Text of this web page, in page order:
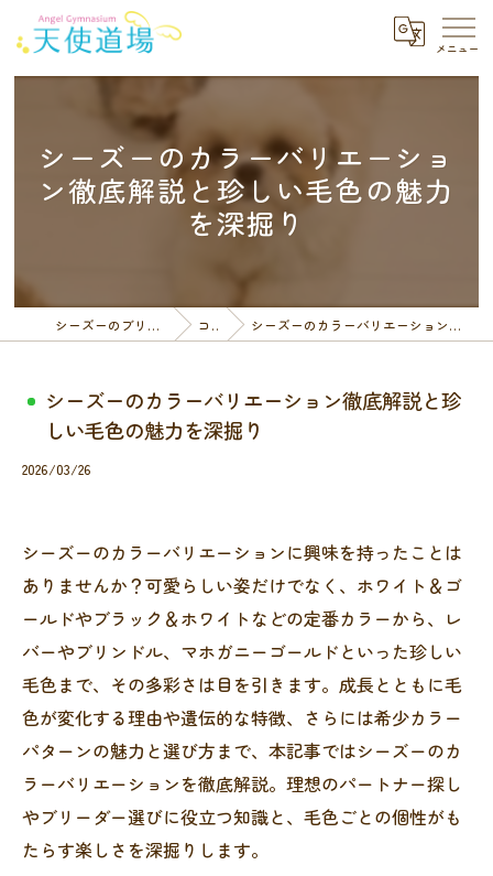
シーズーのカラーバリエーショ
ン徹底解説と珍しい毛色の魅力
を深掘り
シーズーのブリーダーなら天使道場 コラム シーズーのカラーバリエーション徹底解説と珍しい毛色の魅力を深掘り
シーズーのカラーバリエーション徹底解説と珍
しい毛色の魅力を深掘り
2026/03/26
シーズーのカラーバリエーションに興味を持ったことは
ありませんか？可愛らしい姿だけでなく、ホワイト＆ゴ
ールドやブラック＆ホワイトなどの定番カラーから、レ
バーやブリンドル、マホガニーゴールドといった珍しい
毛色まで、その多彩さは目を引きます。成長とともに毛
色が変化する理由や遺伝的な特徴、さらには希少カラー
パターンの魅力と選び方まで、本記事ではシーズーのカ
ラーバリエーションを徹底解説。理想のパートナー探し
やブリーダー選びに役立つ知識と、毛色ごとの個性がも
たらす楽しさを深掘りします。